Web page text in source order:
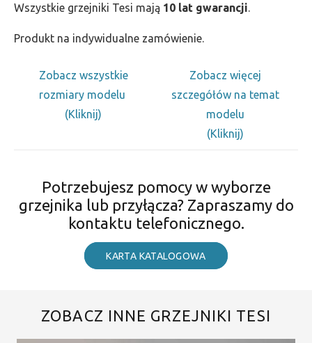
Wszystkie grzejniki Tesi mają 10 lat gwarancji.
Produkt na indywidualne zamówienie.
Zobacz wszystkie
rozmiary modelu
(Kliknij)
Zobacz więcej
szczegółów na temat
modelu
(Kliknij)
Potrzebujesz pomocy w wyborze
grzejnika lub przyłącza? Zapraszamy do
kontaktu telefonicznego.
KARTA KATALOGOWA
ZOBACZ INNE GRZEJNIKI TESI